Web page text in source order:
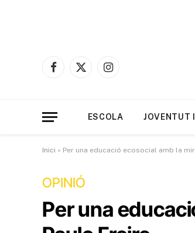
Facebook
X
Instagram
ESCOLA JOVENTUT
Inici » Per una educació ecosocial amb la
OPINIÓ
Per una